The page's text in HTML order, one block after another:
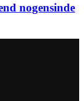
nogensinde